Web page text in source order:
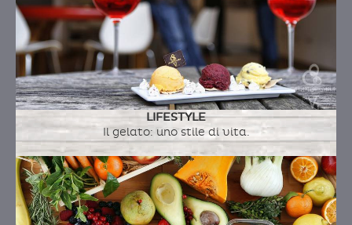
LIFESTYLE
Il gelato: uno stile di vita.